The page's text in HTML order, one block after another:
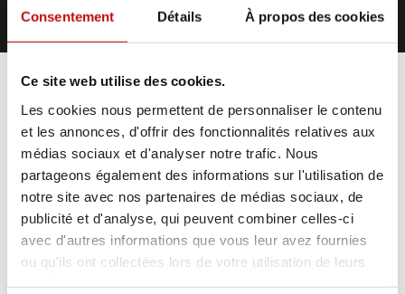
Consentement Détails À propos des cookies
Ce site web utilise des cookies.
Les cookies nous permettent de personnaliser le contenu
et les annonces, d'offrir des fonctionnalités relatives aux
médias sociaux et d'analyser notre trafic. Nous
partageons également des informations sur l'utilisation de
notre site avec nos partenaires de médias sociaux, de
publicité et d'analyse, qui peuvent combiner celles-ci
avec d'autres informations que vous leur avez fournies
ou qu'ils ont collectées lors de votre utilisation de leurs
Processus de candidature
Carrière